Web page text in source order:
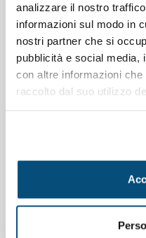
analizzare il nostro
informazioni sul modo in
nostri partner che si
pubblicità e social media,
con altre informazioni
raccolto dal suo utilizzo
Abbigliamento da
bambino personalizzato
Codice : K12098
Felpa
personalizzabile